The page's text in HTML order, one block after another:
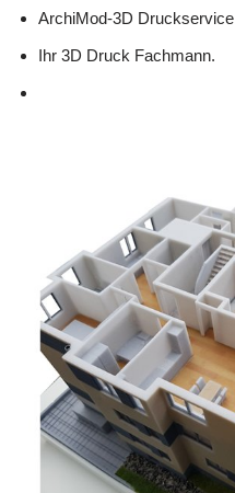
ArchiMod-3D Druckservice
Ihr 3D Druck Fachmann.